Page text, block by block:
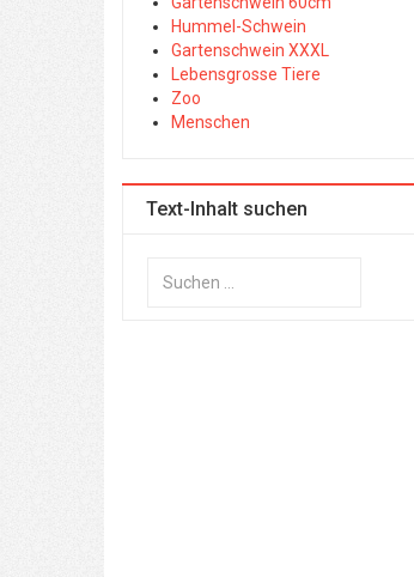
Hummel-Schwein
Gartenschwein XXXL
Lebensgrosse Tiere
Zoo
Menschen
Text-Inhalt suchen